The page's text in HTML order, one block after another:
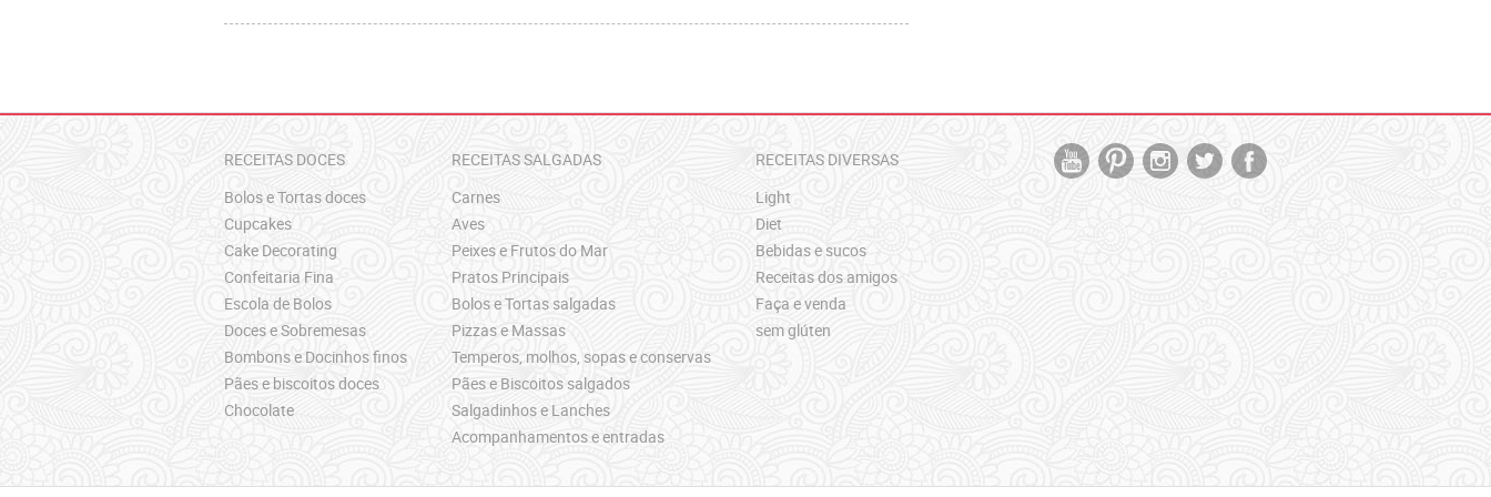
RECEITAS DOCES
Bolos e Tortas doces
Cupcakes
Cake Decorating
Confeitaria Fina
Escola de Bolos
Doces e Sobremesas
Bombons e Docinhos finos
Pães e biscoitos doces
Chocolate
RECEITAS SALGADAS
Carnes
Aves
Peixes e Frutos do Mar
Pratos Principais
Bolos e Tortas salgadas
Pizzas e Massas
Temperos, molhos, sopas e conservas
Pães e Biscoitos salgados
Salgadinhos e Lanches
Acompanhamentos e entradas
RECEITAS DIVERSAS
Light
Diet
Bebidas e sucos
Receitas dos amigos
Faça e venda
sem glúten